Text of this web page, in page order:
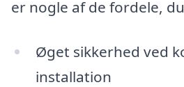
er nogle af de fordele,
Øget sikkerhed ved
installation